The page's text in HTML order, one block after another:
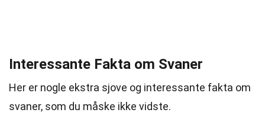
Interessante Fakta om Svaner
Her er nogle ekstra sjove og interessante fakta om
svaner, som du måske ikke vidste.